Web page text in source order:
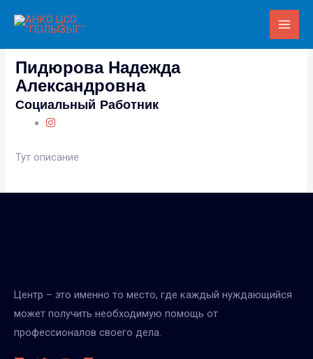
Main
Пидюрова Надежда
Александровна
Социальный Работник
Тут описание
Центр – это именно то место, где каждый нуждающийся
может получить необходимую помощь от
профессионалов своего дела.